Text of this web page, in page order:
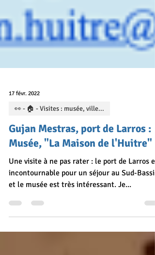
17 févr. 2022
👀 - 🏠 - Visites : musée, ville...
Gujan Mestras, port de Larros :
Musée, "La Maison de l'Huitre"
Une visite à ne pas rater : le port de Larros
et le musée est très intéressant. Je...